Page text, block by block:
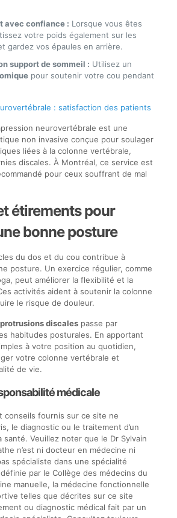
avec confiance : Lorsque vous êtes
votre poids également sur les
gardez vos épaules en arrière.
support de sommeil : Utilisez un
pour soutenir votre cou pendant
: satisfaction des patients
neurovertébrale est une
non invasive conçue pour soulager
liées à la colonne vertébrale,
discales. À Montréal, ce service est
pour ceux souffrant de mal
étirements pour
bonne posture
du dos et du cou contribue à
posture. Un exercice régulier, comme
peut améliorer la flexibilité et la
activités aident à soutenir la colonne
le risque de douleur.
discalespasse par
habitudes posturales. En apportant
à votre position au quotidien,
votre colonne vertébrale et
de vie.
médicale
conseils fournis sur ce site ne
le diagnostic ou le traitement d’un
santé. Veuillez noter que le Dr Sylvain
n’est ni docteur en médecine ni
spécialiste dans une spécialité
par le Collège des médecins du
manuelle, la médecine fonctionnelle
telles que décrites sur ce site
ou diagnostic médical fait par un